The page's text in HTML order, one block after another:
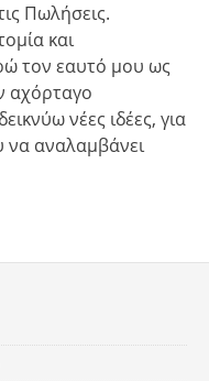
Πωλήσεις.
και
τον εαυτό μου ως
αχόρταγο
νέες ιδέες, για
αναλαμβάνει